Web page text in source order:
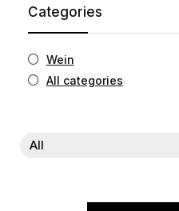
Categories
Wein
All categories
All